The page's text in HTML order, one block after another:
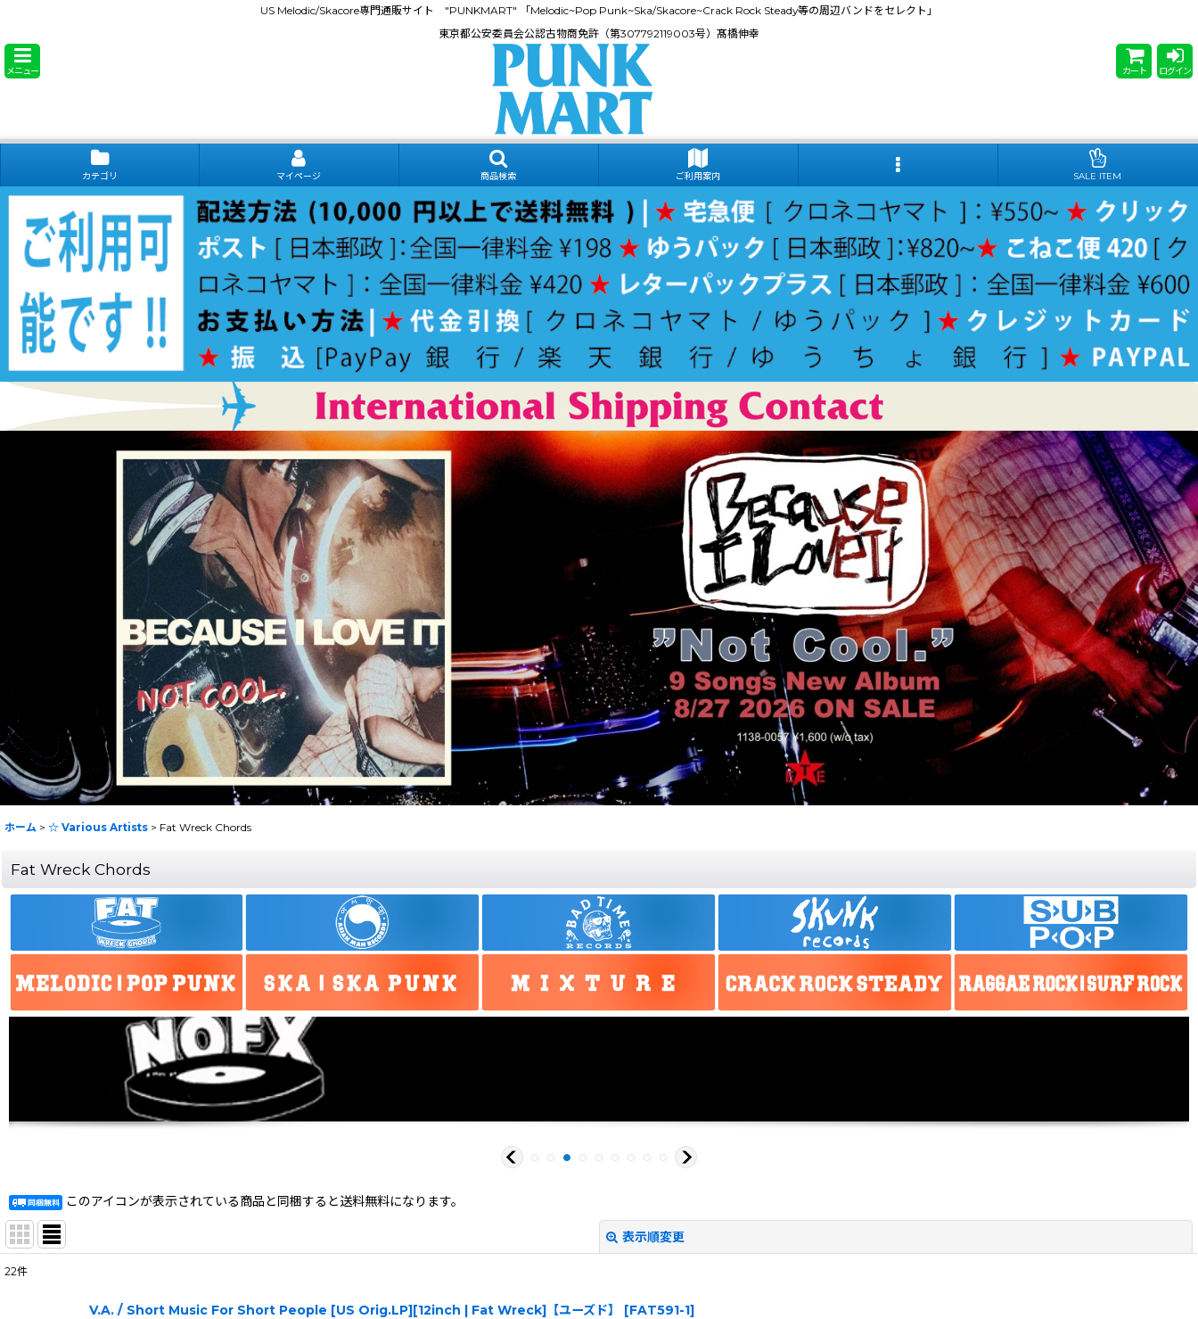
US Melodic/Skacore専門通販サイト "PUNKMART" 「Melodic~Pop Punk~Ska/Skacore~Crack Rock Steady等の周辺バンドをセレクト」
東京都公安委員会公認古物商免許（第307792119003号）髙橋伸幸
メニュー カート ログイン
カテゴリ マイページ 商品検索 ご利用案内 SALE ITEM
ホーム > ☆ Various Artists > Fat Wreck Chords
Fat Wreck Chords
このアイコンが表示されている商品と同梱すると送料無料になります。
表示順変更
22件
V.A. / Short Music For Short People [US Orig.LP][12inch | Fat Wreck]【ユーズド】 [FAT591-1]